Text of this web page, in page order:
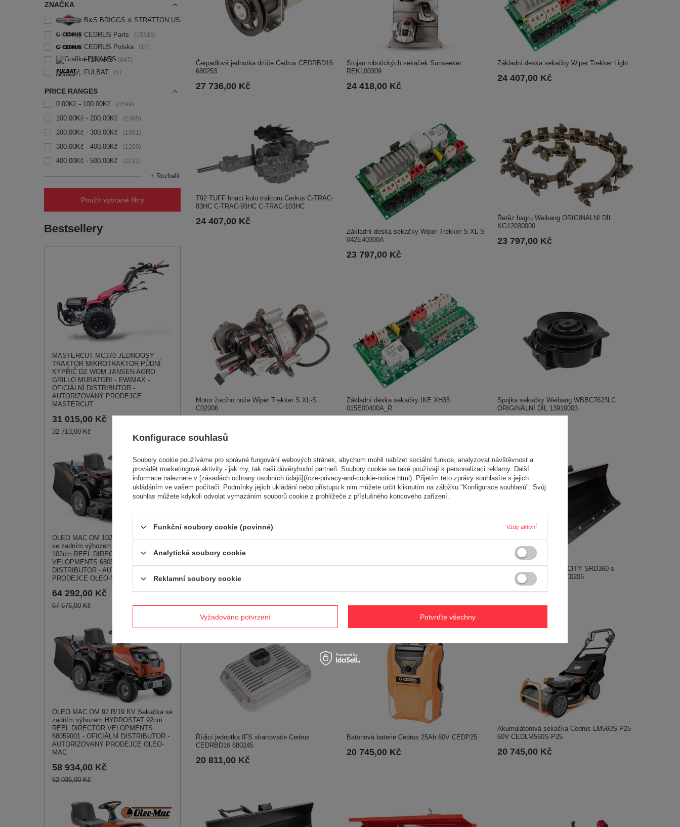
ZNAČKA
B&S BRIGGS & STRATTON USA
CEDRUS Parts 15319
CEDRUS Polska 17
FISKARS 647
FULBAT 1
PRICE RANGES
0.00Kč - 100.00Kč 4599
100.00Kč - 200.00Kč 2395
200.00Kč - 300.00Kč 1681
300.00Kč - 400.00Kč 1200
400.00Kč - 500.00Kč 1131
+ Rozbalit
Použít vybrané filtry
Bestsellery
MASTERCUT MC370 JEDNOOSÝ
TRAKTOR MIKROTRAKTOR PŮDNÍ
KYPŘIČ DZ WOM JANSEN AGRO
GRILLO MURATORI - EWIMAX -
OFICIÁLNÍ DISTRIBUTOR -
AUTORIZOVANÝ PRODEJCE
MASTERCUT
31 015,00 Kč
32 713,00 Kč
OLEO MAC OM 102 R/19 KV Sekačka
se zadním výhozem HYDROSTAT
102cm REEL DIRECTOR
VELOPMENTS 68059009 - OFICIÁLNÍ
DISTRIBUTOR - AUTORIZOVANÝ
PRODEJCE OLEO-MAC
64 292,00 Kč
67 676,00 Kč
OLEO MAC OM 92 R/19 KV Sekačka se
zadním výhozem HYDROSTAT 92cm
REEL DIRECTOR VELOPMENTS
68059001 - OFICIÁLNÍ DISTRIBUTOR -
AUTORIZOVANÝ PRODEJCE OLEO-
MAC
58 934,00 Kč
62 036,00 Kč
Čerpadlová jednotka drtiče Cedrus CEDRBD16
680253
27 736,00 Kč
Stojan robotických sekaček Sunseeker
REKL00309
24 418,00 Kč
Základní deska sekačky Wiper Trekker Light
24 407,00 Kč
T92 TUFF hnací kolo traktoru Cedrus C-TRAC-
83HC C-TRAC-93HC C-TRAC-103HC
24 407,00 Kč
Základní deska sekačky Wiper Trekker S XL-S
042E40300A
23 797,00 Kč
Řetěz bagru Weibang ORIGINÁLNÍ DÍL
KG12030000
23 797,00 Kč
Motor žacího nože Wiper Trekker S XL-S
C02006
Základní deska sekačky IKE XH35
015E00400A_R
Spojka sekačky Weibang WBBC7623LC
ORIGINÁLNÍ DÍL 13910003
Hydrostatická převodovka traktoru Cedrus C-
TRAC-65HC
22 587,00 Kč
21 965,00 Kč
Traktorový pluh SIMPLICITY SRD360 s
elektrickým válcem ACC0205
21 965,00 Kč
Řídicí jednotka IFS skartovače Cedrus
CEDRBD16 680245
20 811,00 Kč
Batohová baterie Cedrus 25Ah 60V CEDP25
20 745,00 Kč
Akumulátorová sekačka Cedrus LM560S-P25
60V CEDLM560S-P25
20 745,00 Kč
Konfigurace souhlasů
Soubory cookie používáme pro správné fungování webových stránek, abychom mohli nabízet sociální funkce, analyzovat návštěvnost a
provádět marketingové aktivity - jak my, tak naši důvěryhodní partneři. Soubory cookie se také používají k personalizaci reklamy. Další
informace naleznete v [zásadách ochrany osobních údajů](/cze-privacy-and-cookie-notice.html). Přijetím této zprávy souhlasíte s jejich
ukládáním ve vašem počítači. Podmínky jejich ukládání nebo přístupu k nim můžete určit kliknutím na záložku "Konfigurace souhlasů". Svůj
souhlas můžete kdykoli odvolat vymazáním souborů cookie z prohlížeče z příslušného koncového zařízení.
Funkční soubory cookie (povinné) Vždy aktivní
Analytické soubory cookie
Reklamní soubory cookie
Vyžadováno potvrzení Potvrďte všechny